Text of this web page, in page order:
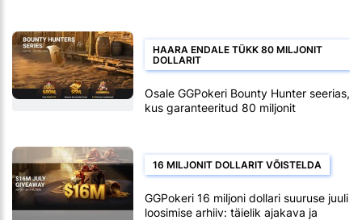
HAARA ENDALE TÜKK 80 MILJONIT
DOLLARIT
Osale GGPokeri Bounty Hunter seerias,
kus garanteeritud 80 miljonit
16 MILJONIT DOLLARIT VÕISTELDA
GGPokeri 16 miljoni dollari suuruse juuli
loosimise arhiiv: täielik ajakava ja